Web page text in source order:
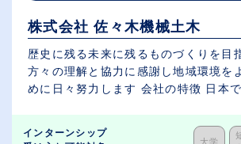
株式会社 佐々木機械土木
歴史に残る未来に残るものづくりを目
方々の理解と協力に感謝し地域環境を
めに日々努力します 会社の特徴 日本
インターンシップ
大学